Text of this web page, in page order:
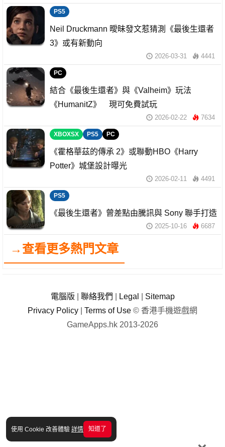
使用 Cookie 改善體驗 詳情 知道了
PS5
Neil Druckmann 曖昧發文惹猜測《最後生還者
3》或有新動向
2026-03-31 4441
PC
結合《最後生還者》與《Valheim》玩法
《HumanitZ》 現可免費試玩
2026-02-22 7634
XBOXSX PS5 PC
《霍格華茲的傳承 2》或聯動HBO《Harry
Potter》城堡設計曝光
2026-02-11 4491
PS5
《最後生還者》曾差點由騰訊與 Sony 聯手打造
2025-10-16 6687
→查看更多熱門文章
電腦版 聯絡我們 Legal
Sitemap
Privacy Policy
Terms of Use © 香港手機遊戲網
GameApps.hk 2013-2026